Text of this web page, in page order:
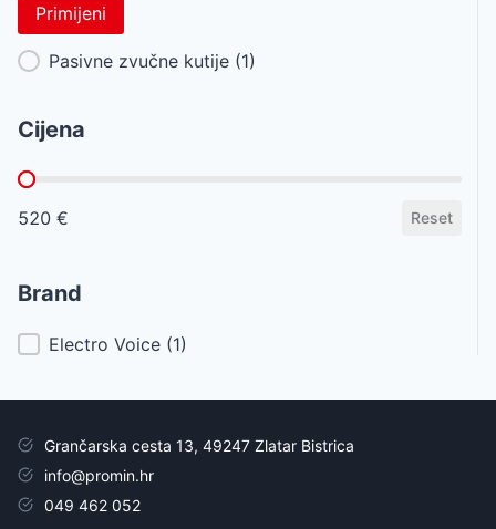
Primijeni
Category Facet
Pasivne zvučne kutije (1)
Cijena
Cijena
520 € Reset
Brand
BrandElectro Voice (1)
Grančarska cesta 13, 49247 Zlatar Bistrica
info@promin.hr
049 462 052